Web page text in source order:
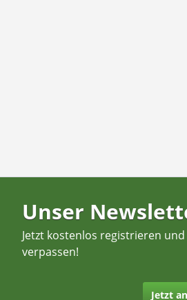
Unser
Jetzt kostenlos registrieren
verpassen!
Jetzt